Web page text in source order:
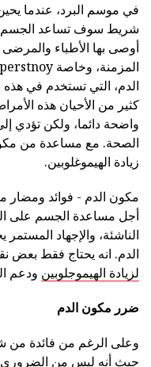
في موسم البرد، عندما
شريط سوف تساعد الجسم
أوصى بها الأطباء
الدم، التي تستخدم في هذه
كثير من الأحيان هذه
واضحة دائما، ولكن تؤدي
الصحة. مع مساعدة من
زيادة الهيموغلوبين.
مكون الدم - فوائد ومضار
أجل مساعدة الجسم على
الناشئة، والإجهاد
الدم. انه يحتاج فقط بعض
لزيادة الهيموجلوبين ودعم
ضرر مكون الدم
وعلى الرغم من فائدة من
حيث أنه ليس من الضروري